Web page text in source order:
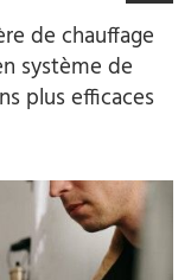
de chauffage
système de
plus efficaces